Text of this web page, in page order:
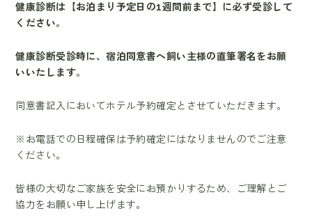
健康診断は【お泊まり予定日の1週間前まで】に必ず受診して
ください。
健康診断受診時に、宿泊同意書へ飼い主様の直筆署名をお願
いいたします。
同意書記入においてホテル予約確定とさせていただきます。
※お電話での日程確保は予約確定にはなりませんのでご注意
ください。
皆様の大切なご家族を安全にお預かりするため、ご理解とご
協力をお願い申し上げます。